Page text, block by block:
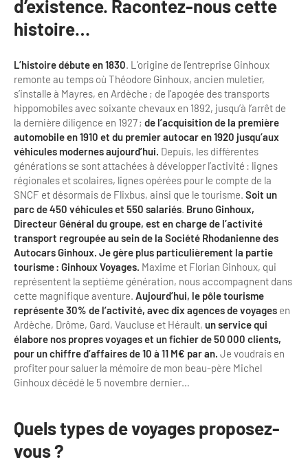
Bilan des actions de professionnalisation
Améliorer l’expérience de vos visiteurs
Besoins et attentes des visiteurs
Améliorer la qualité
Partage d'expériences professionnelles
Labels, Certifications et Normes
Accessibilité
Tourisme & Handicap
Se former et s'informer à l'Accessibilité
Nos publics en situation de handicap
Comment se rendre accessible?
Annuaire accessibilité
Le Label Villes et Villages Fleuris
L'organisation des visites
Golfs
Incentive et team building
Logistique
Agences Réceptives et évènementielles
Guides et interprètes
Services, Wifi, cartes
Autocaristes/Transporteurs/transféristes
Destination Groupes
Magazine Paris Region
Newsletter BtoB
Inscription à la newsletter
Institutionnels du tourisme
d’existence. Racontez-nous cette
histoire…
L’histoire débute en 1830 . L’origine de l’entreprise Ginhoux
remonte au temps où Théodore Ginhoux, ancien muletier,
s’installe à Mayres, en Ardèche ; de l’apogée des transports
hippomobiles avec soixante chevaux en 1892, jusqu’à l’arrêt de
la dernière diligence en 1927 ; de l’acquisition de la première
automobile en 1910 et du premier autocar en 1920 jusqu’aux
véhicules modernes aujourd’hui. Depuis, les différentes
générations se sont attachées à développer l’activité : lignes
régionales et scolaires, lignes opérées pour le compte de la
SNCF et désormais de Flixbus, ainsi que le tourisme. Soit un
parc de 450 véhicules et 550 salariés Bruno Ginhoux,
Directeur Général du groupe, est en charge de l’activité
transport regroupée au sein de la Société Rhodanienne des
Autocars Ginhoux. Je gère plus particulièrement la partie
tourisme : Ginhoux Voyages. Maxime et Florian Ginhoux, qui
représentent la septième génération, nous accompagnent dans
cette magnifique aventure. Aujourd’hui, le pôle tourisme
représente 30% de l’activité, avec dix agences de voyages en
Ardèche, Drôme, Gard, Vaucluse et Hérault, un service qui
élabore nos propres voyages et un fichier de 50 000 clients,
pour un chiffre d’affaires de 10 à 11 M€ par an. Je voudrais en
profiter pour saluer la mémoire de mon beau-père Michel
Ginhoux décédé le 5 novembre dernier…
Quels types de voyages proposez-
vous ?